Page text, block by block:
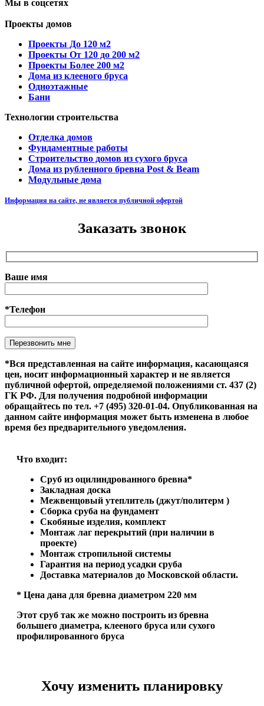
Мы в соцсетях
Проекты домов
Проекты До 120 м2
Проекты От 120 до 200 м2
Проекты Более 200 м2
Дома из клееного бруса
Одноэтажные
Бани
Технологии строительства
Отделка домов
Фундаментные работы
Строительство домов из сухого бруса
Дома из рубленного бревна Post & Beam
Модульные дома
Информация на сайте, не является публичной офертой
Заказать звонок
Ваше имя
*Телефон
Оставьте это поле пустым.
*Вся представленная на сайте информация, касающаяся
цен, носит информационный характер и не является
публичной офертой, определяемой положениями ст. 437 (2)
ГК РФ. Для получения подробной информации
обращайтесь по тел. +7 (495) 320-01-04. Опубликованная на
данном сайте информация может быть изменена в любое
время без предварительного уведомления.
Что входит:
Сруб из оцилиндрованного бревна*
Закладная доска
Межвенцовый утеплитель (джут/политерм )
Сборка сруба на фундамент
Скобяные изделия, комплект
Монтаж лаг перекрытий (при наличии в
проекте)
Монтаж стропильной системы
Гарантия на период усадки сруба
Доставка материалов до Московской области.
* Цена дана для бревна диаметром 220 мм
Этот сруб так же можно построить из бревна
большего диаметра, клееного бруса или сухого
профилированного бруса
Хочу изменить планировку